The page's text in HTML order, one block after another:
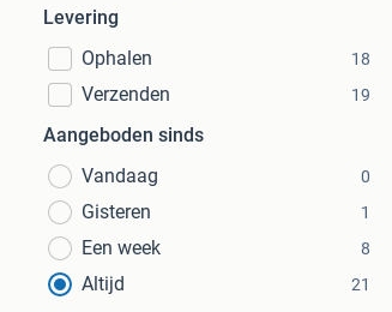
Levering
Ophalen
18
Verzenden 19
Aangeboden sinds
Vandaag
0
Gisteren 1
Een week 8
Altijd 21